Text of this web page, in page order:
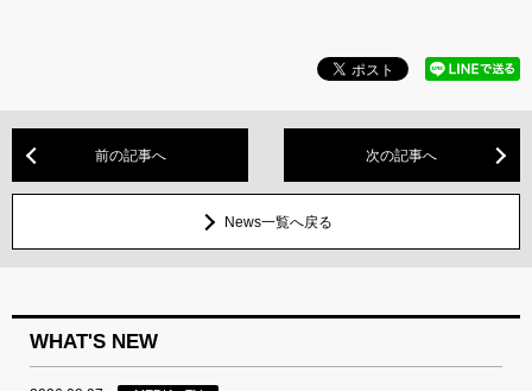
前の記事へ 次の記事へ
News一覧へ戻る
WHAT'S NEW